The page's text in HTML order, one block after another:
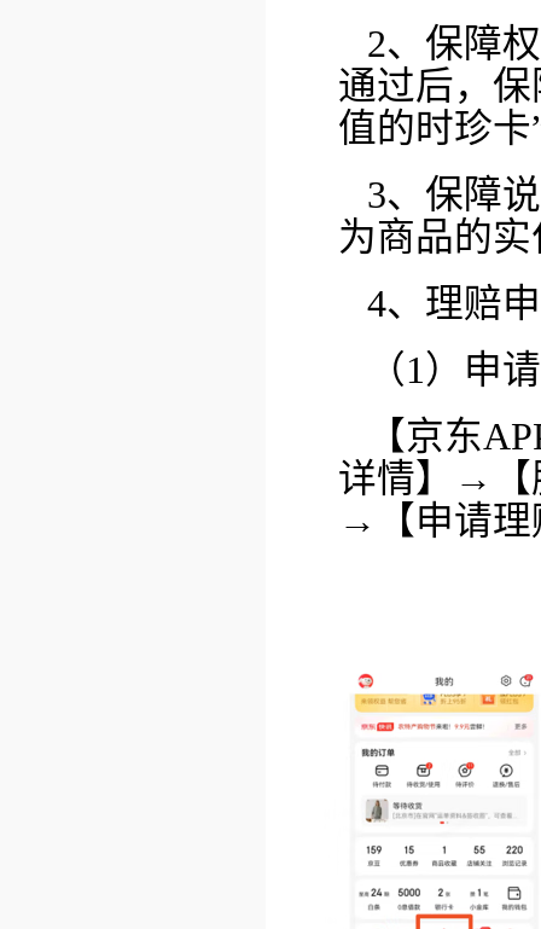
2、保障
通过后，
值的时珍卡
3、保障
为商品的
4、理赔
（1）申
【京东
详情】→【
→【申请